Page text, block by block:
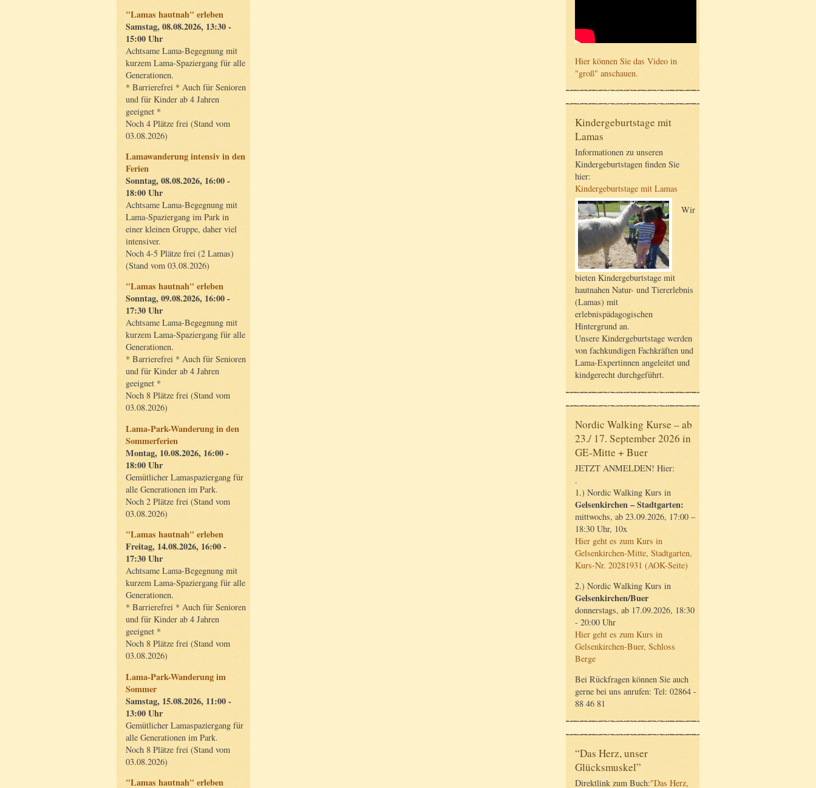
"Lamas hautnah" erleben
Samstag, 08.08.2026, 13:30 -
15:00 Uhr
Achtsame Lama-Begegnung mit
kurzem Lama-Spaziergang für alle
Generationen.
* Barrierefrei * Auch für Senioren
und für Kinder ab 4 Jahren
geeignet *
Noch 4 Plätze frei (Stand vom
03.08.2026)
Lamawanderung intensiv in den
Ferien
Sonntag, 08.08.2026, 16:00 -
18:00 Uhr
Achtsame Lama-Begegnung mit
Lama-Spaziergang im Park in
einer kleinen Gruppe, daher viel
intensiver.
Noch 4-5 Plätze frei (2 Lamas)
(Stand vom 03.08.2026)
"Lamas hautnah" erleben
Sonntag, 09.08.2026, 16:00 -
17:30 Uhr
Achtsame Lama-Begegnung mit
kurzem Lama-Spaziergang für alle
Generationen.
* Barrierefrei * Auch für Senioren
und für Kinder ab 4 Jahren
geeignet *
Noch 8 Plätze frei (Stand vom
03.08.2026)
Lama-Park-Wanderung in den
Sommerferien
Montag, 10.08.2026, 16:00 -
18:00 Uhr
Gemütlicher Lamaspaziergang für
alle Generationen im Park.
Noch 2 Plätze frei (Stand vom
03.08.2026)
"Lamas hautnah" erleben
Freitag, 14.08.2026, 16:00 -
17:30 Uhr
Achtsame Lama-Begegnung mit
kurzem Lama-Spaziergang für alle
Generationen.
* Barrierefrei * Auch für Senioren
und für Kinder ab 4 Jahren
geeignet *
Noch 8 Plätze frei (Stand vom
03.08.2026)
Lama-Park-Wanderung im
Sommer
Samstag, 15.08.2026, 11:00 -
13:00 Uhr
Gemütlicher Lamaspaziergang für
alle Generationen im Park.
Noch 8 Plätze frei (Stand vom
03.08.2026)
"Lamas hautnah" erleben
Hier können Sie das Video in
"groß" anschauen.
Kindergeburtstage mit
Lamas
Informationen zu unseren
Kindergeburtstagen finden Sie
hier:
Kindergeburtstage mit Lamas
Wir
bieten Kindergeburtstage mit
hautnahen Natur- und Tiererlebnis
(Lamas) mit
erlebnispädagogischen
Hintergrund an.
Unsere Kindergeburtstage werden
von fachkundigen Fachkräften und
Lama-Expertinnen angeleitet und
kindgerecht durchgeführt.
Nordic Walking Kurse – ab
23./ 17. September 2026 in
GE-Mitte + Buer
JETZT ANMELDEN! Hier:
.
1.) Nordic Walking Kurs in
Gelsenkirchen – Stadtgarten:
mittwochs, ab 23.09.2026, 17:00 –
18:30 Uhr, 10x
Hier geht es zum Kurs in
Gelsenkirchen-Mitte, Stadtgarten,
Kurs-Nr. 20281931 (AOK-Seite)
2.) Nordic Walking Kurs in
Gelsenkirchen/Buer
donnerstags, ab 17.09.2026, 18:30
- 20:00 Uhr
Hier geht es zum Kurs in
Gelsenkirchen-Buer, Schloss
Berge
Bei Rückfragen können Sie auch
gerne bei uns anrufen: Tel: 02864 -
88 46 81
“Das Herz, unser
Glücksmuskel”
Direktlink zum Buch:"Das Herz,